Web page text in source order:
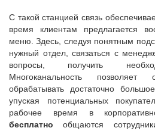
С такой станцией связь
время клиентам предлагается
меню. Здесь, следуя понятным
нужный отдел, связаться с
вопросы, получить
Многоканальность позволяет
обрабатывать достаточно
упуская потенциальных
рабочее время в
бесплатнообщаются